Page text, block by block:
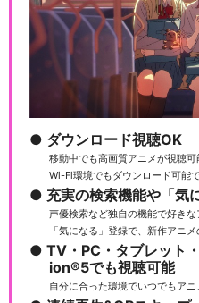
ダウンロード視聴OK
移動中でも高画質アニメが視聴可
Wi-Fi環境でもダウンロード可能
充実の検索機能や「気
声優検索など独自の機能で好き
「気になる」登録で、新作アニ
TV・PC・タブレット
ion®5でも視聴可能
自分に合った環境でいつでもア